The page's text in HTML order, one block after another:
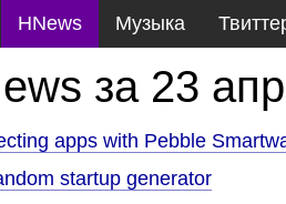
HNews Музыка
за 23
apps with Pebble
startup generator